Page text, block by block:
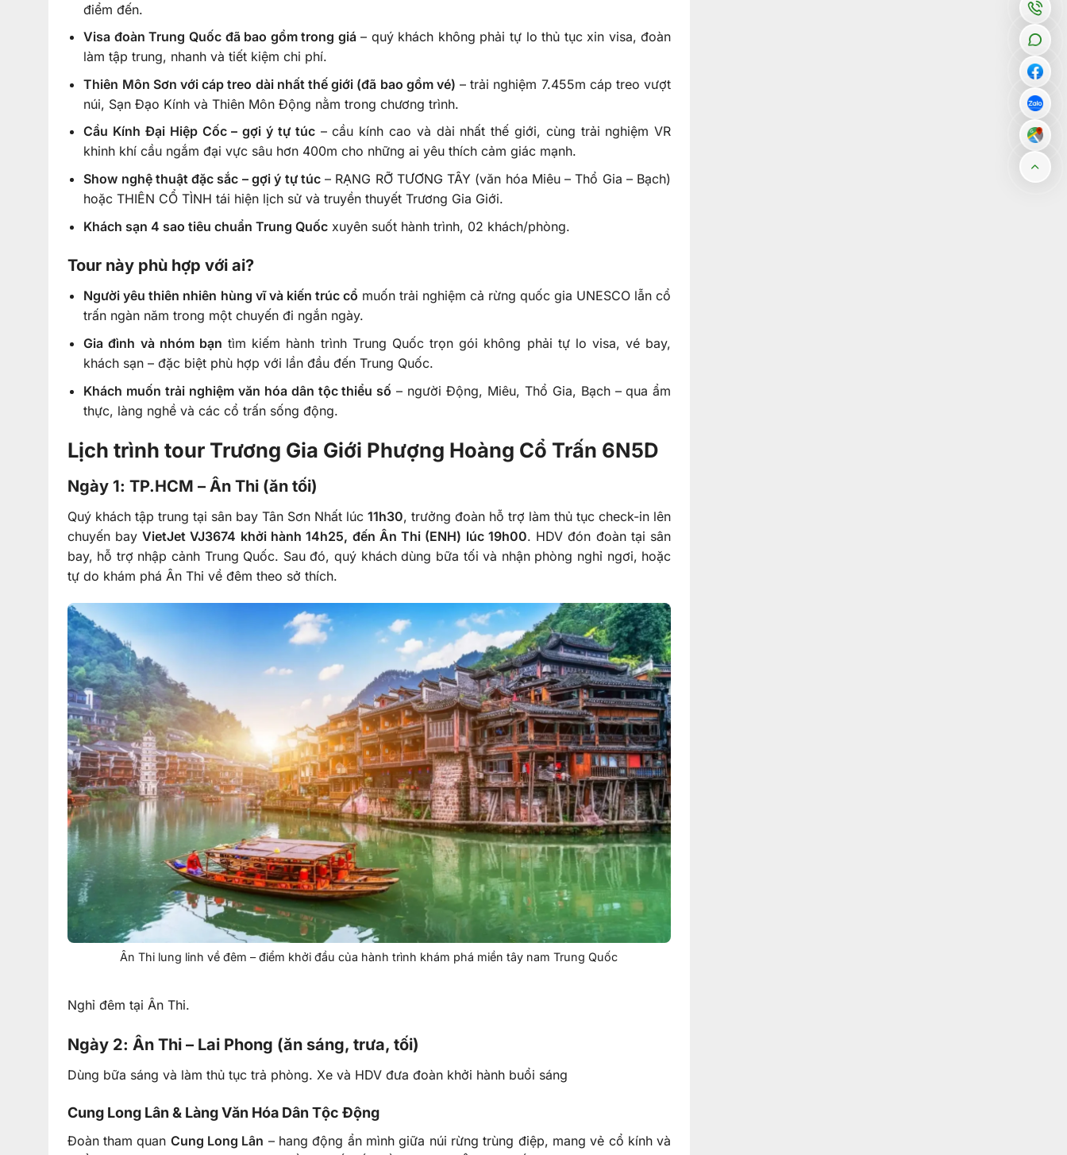
điểm đến.
Visa đoàn Trung Quốc đã bao gồm trong giá– quý khách không phải tự lo thủ tục xin visa, đoàn
làm tập trung, nhanh và tiết kiệm chi phí.
Thiên Môn Sơn với cáp treo dài nhất thế giới (đã bao gồm vé) – trải nghiệm 7.455m cáp treo vượt
núi, Sạn Đạo Kính và Thiên Môn Động nằm trong chương trình.
Cầu Kính Đại Hiệp Cốc – gợi ý tự túc– cầu kính cao và dài nhất thế giới, cùng trải nghiệm VR
khinh khí cầu ngắm đại vực sâu hơn 400m cho những ai yêu thích cảm giác mạnh.
Show nghệ thuật đặc sắc – gợi ý tự túc– RẠNG RỠ TƯƠNG TÂY (văn hóa Miêu – Thổ Gia – Bạch)
hoặc THIÊN CỔ TÌNH tái hiện lịch sử và truyền thuyết Trương Gia Giới.
Khách sạn 4 sao tiêu chuẩn Trung Quốc xuyên suốt hành trình, 02 khách/phòng.
Tour này phù hợp với ai?
Người yêu thiên nhiên hùng vĩ và kiến trúc cổ muốn trải nghiệm cả rừng quốc gia UNESCO lẫn cổ
trấn ngàn năm trong một chuyến đi ngắn ngày.
Gia đình và nhóm bạn tìm kiếm hành trình Trung Quốc trọn gói không phải tự lo visa, vé bay,
khách sạn – đặc biệt phù hợp với lần đầu đến Trung Quốc.
Khách muốn trải nghiệm văn hóa dân tộc thiểu số – người Động, Miêu, Thổ Gia, Bạch – qua ẩm
thực, làng nghề và các cổ trấn sống động.
Lịch trình tour Trương Gia Giới Phượng Hoàng Cổ Trấn 6N5D
Ngày 1: TP.HCM – Ân Thi (ăn tối)
Quý khách tập trung tại sân bay Tân Sơn Nhất lúc 11h30, trưởng đoàn hỗ trợ làm thủ tục check-in lên
chuyến bayVietJet VJ3674 khởi hành 14h25, đến Ân Thi (ENH) lúc 19h00. HDV đón đoàn tại sân
bay, hỗ trợ nhập cảnh Trung Quốc. Sau đó, quý khách dùng bữa tối và nhận phòng nghỉ ngơi, hoặc
tự do khám phá Ân Thi về đêm theo sở thích.
Ân Thi lung linh về đêm – điểm khởi đầu của hành trình khám phá miền tây nam Trung Quốc
Nghỉ đêm tại Ân Thi.
Ngày 2: Ân Thi – Lai Phong (ăn sáng, trưa, tối)
Dùng bữa sáng và làm thủ tục trả phòng. Xe và HDV đưa đoàn khởi hành buổi sáng
Cung Long Lân & Làng Văn Hóa Dân Tộc Động
Đoàn tham quan Cung Long Lân – hang động ẩn mình giữa núi rừng trùng điệp, mang vẻ cổ kính và